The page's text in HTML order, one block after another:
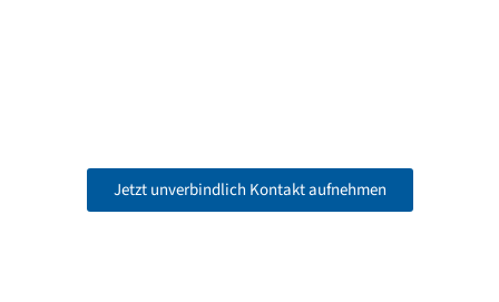
Jetzt unverbindlich Kontakt aufnehmen